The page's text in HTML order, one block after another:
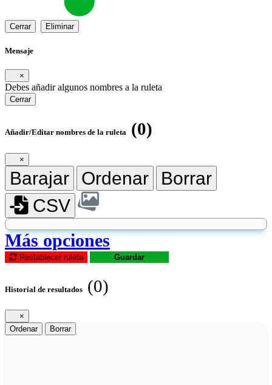
Cerrar Eliminar
Mensaje
×
Debes añadir algunos nombres a la ruleta
Cerrar
Añadir/Editar nombres de la ruleta (0)
×
Barajar Ordenar
Borrar
CSV
Más opciones
Restablecer ruleta Guardar
Historial de resultados (0)
×
Ordenar
Borrar